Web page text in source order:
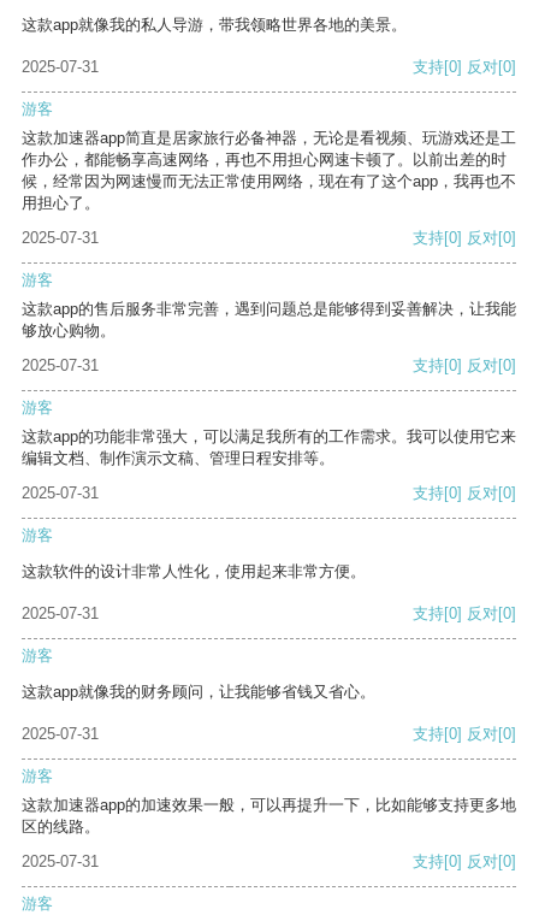
这款app就像我的私人导游，带我领略世界各地的美景。
2025-07-31 支持[0] 反对[0]
游客
这款加速器app简直是居家旅行必备神器，无论是看视频、玩游戏还是工
作办公，都能畅享高速网络，再也不用担心网速卡顿了。以前出差的时
候，经常因为网速慢而无法正常使用网络，现在有了这个app，我再也不
用担心了。
2025-07-31
支持[0] 反对[0]
游客
这款app的售后服务非常完善，遇到问题总是能够得到妥善解决，让我能
够放心购物。
2025-07-31
支持[0] 反对[0]
游客
这款app的功能非常强大，可以满足我所有的工作需求。我可以使用它来
编辑文档、制作演示文稿、管理日程安排等。
2025-07-31
支持[0] 反对[0]
游客
这款软件的设计非常人性化，使用起来非常方便。
2025-07-31 支持[0] 反对[0]
游客
这款app就像我的财务顾问，让我能够省钱又省心。
2025-07-31 支持[0] 反对[0]
游客
这款加速器app的加速效果一般，可以再提升一下，比如能够支持更多地
区的线路。
2025-07-31
支持[0] 反对[0]
游客